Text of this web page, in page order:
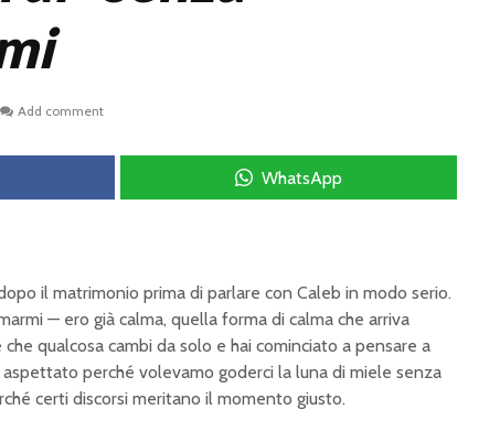
Add comment
WhatsApp
il matrimonio prima di parlare con Caleb in modo serio.
— ero già calma, quella forma di calma che arriva
qualcosa cambi da solo e hai cominciato a pensare a
perché volevamo goderci la luna di miele senza
certi discorsi meritano il momento giusto.